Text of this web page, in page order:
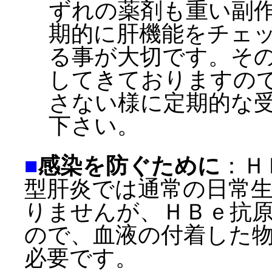
ずれの薬剤も重い副
期的に肝機能をチェ
る事が大切です。そ
してきておりますの
さない様に定期的な
下さい。
■感染を防ぐために ：
型肝炎では通常の日常
りませんが、ＨＢｅ抗
ので、血液の付着した
必要です。